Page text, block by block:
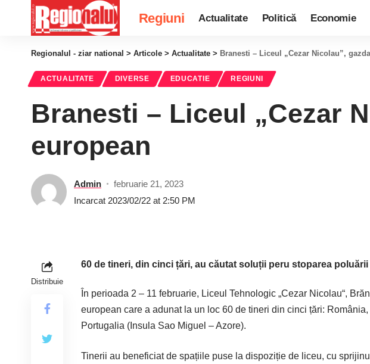
Regiuni Actualitate Politică Economie
Regionalul - ziar national > Articole > Actualitate > Branesti – Liceul „Cezar Nicolau”,
ACTUALITATE DIVERSE EDUCATIE REGIUNI
Branesti – Liceul „Cezar
european
Admin
februarie 21, 2023
Incarcat 2023/02/22 at 2:50 PM
Distribuie
60 de tineri, din cinci țări, au căutat soluții peru stoparea poluării
În perioada 2 – 11 februarie, Liceul Tehnologic „Cezar Nicolau“,
european care a adunat la un loc 60 de tineri din cinci țări:
Portugalia (Insula Sao Miguel – Azore).
Tinerii au beneficiat de spațiile puse la dispoziție de liceu, cu